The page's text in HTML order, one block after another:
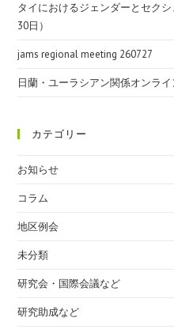
タイにおけるジェンダーとセク
30日）
jams regional meeting 260727
日蘭・ユーラシアン関係オンライ
カテゴリー
お知らせ
コラム
地区例会
未分類
研究会・国際会議など
研究助成など